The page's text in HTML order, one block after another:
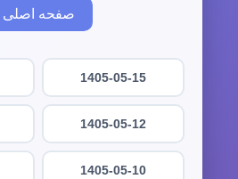
صفحه اصلی
1405-05-15
1405-05-12
1405-05-10